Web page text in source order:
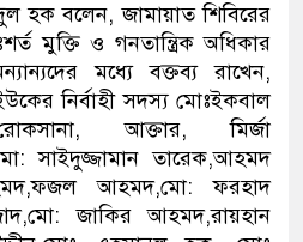
হক বলেন, জামায়াত শিবিরের
মুক্তি ও গনতান্ত্রিক অধিকার
মধ্যে বক্তব্য রাখেন,
নির্বাহী সদস্য মোঃইকবাল
আক্তার, মির্জা
সাইদুজ্জামান তারেক,আহমদ
আহমদ,মো: ফরহাদ
জাকির আহমদ,রায়হান